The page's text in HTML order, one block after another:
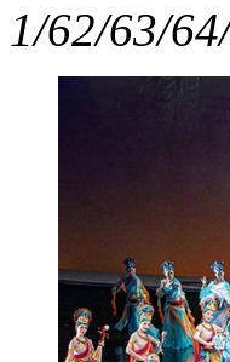
1/62/63/6